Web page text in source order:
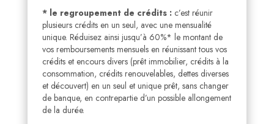
* le regroupement de crédits : c’est réunir
plusieurs crédits en un seul, avec une mensualité
unique. Réduisez ainsi jusqu’à 60%* le montant de
vos remboursements mensuels en réunissant tous vos
crédits et encours divers (prêt immobilier, crédits à la
consommation, crédits renouvelables, dettes diverses
et découvert) en un seul et unique prêt, sans changer
de banque, en contrepartie d’un possible allongement
de la durée.